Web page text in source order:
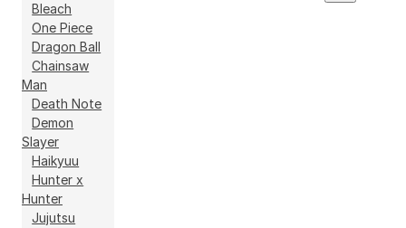
Bleach
One Piece
Dragon Ball
Chainsaw
Man
Death Note
Demon
Slayer
Haikyuu
Hunter x
Hunter
Jujutsu